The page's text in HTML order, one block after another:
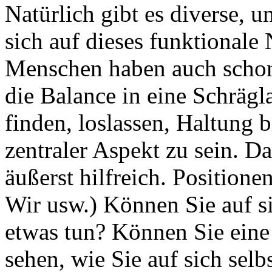
Natürlich gibt es diverse,
sich auf dieses funktionale
Menschen haben auch
die Balance in eine
finden, loslassen, Haltung
zentraler Aspekt zu sein.
äußerst hilfreich.
Wir usw.) Können Sie auf
etwas tun? Können Sie
sehen, wie Sie auf sich